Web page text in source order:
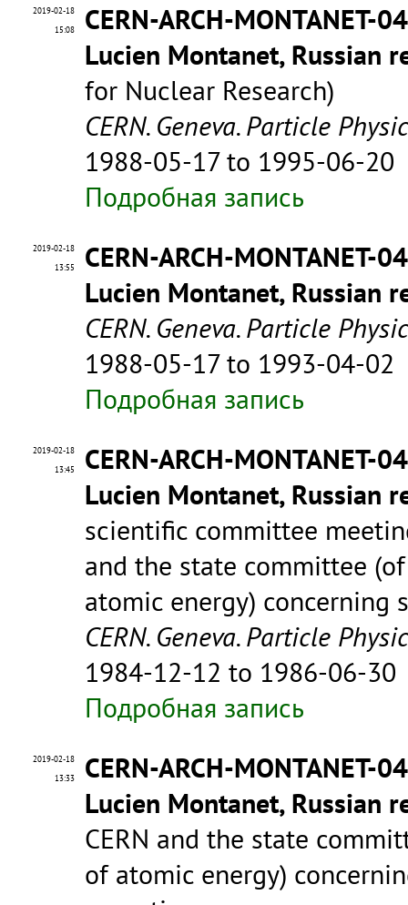
2019-02-18
15:08
CERN-ARCH-MONTANET-
Lucien Montanet, Russian
for Nuclear Research)
CERN. Geneva. Particle
1988-05-17 to 1995-06-20
Подробная запись
2019-02-18
13:55
CERN-ARCH-MONTANET-
Lucien Montanet, Russian
CERN. Geneva. Particle
1988-05-17 to 1993-04-02
Подробная запись
2019-02-18
13:45
CERN-ARCH-MONTANET-
Lucien Montanet, Russian
scientific committee
and the state committee
atomic energy)
CERN. Geneva. Particle
1984-12-12 to 1986-06-30
Подробная запись
2019-02-18
13:33
CERN-ARCH-MONTANET-
Lucien Montanet, Russian
CERN and the state
of atomic energy)